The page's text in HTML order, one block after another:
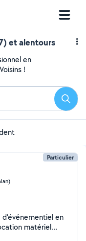
et alentours
en
!
Particulier
en
matériel